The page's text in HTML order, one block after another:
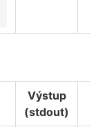
Výstup
(stdout)